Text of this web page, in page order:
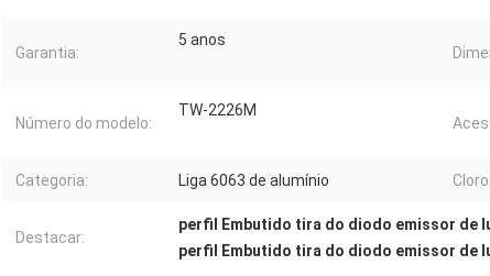
Garantia:
5 anos
Número do modelo:
TW-2226M
Categoria: Liga 6063 de alumínio Cloro:
Destacar:
perfil Embutido tira do diodo emissor de
perfil Embutido tira do diodo emissor de